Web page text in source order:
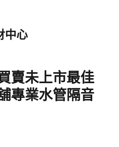
中心
賣未上市最佳
專業水管隔音